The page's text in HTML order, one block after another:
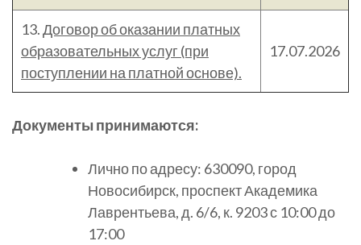
13.Договор об оказании платных
образовательных услуг (при
поступлении на платной основе).
17.07.2026
Документы принимаются:
Лично по адресу: 630090, город
Новосибирск, проспект Академика
Лаврентьева, д. 6/6, к. 9203 с 10:00 до
17:00